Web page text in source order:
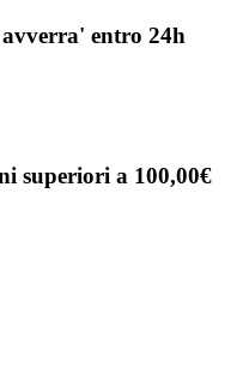
entro 24h
superiori a 100,00€